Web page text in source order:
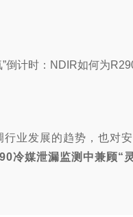
业发展的趋势，也
冷媒泄漏监测中兼顾“